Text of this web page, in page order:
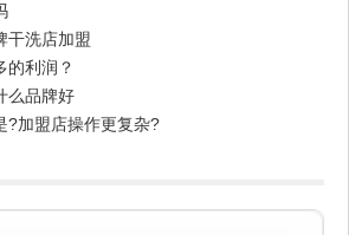
干洗店加盟
的利润？
么品牌好
?加盟店操作更复杂?